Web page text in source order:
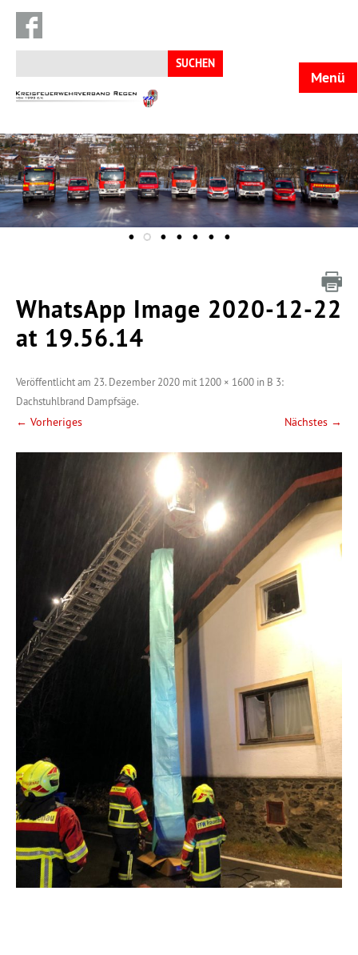
Suchen
nach:
KFV
Menü
WhatsApp Image 2020-12-22
at 19.56.14
Veröffentlicht am 23. Dezember 2020 mit 1200 × 1600 in B 3:
Dachstuhlbrand Dampfsäge.
← Vorheriges Nächstes →